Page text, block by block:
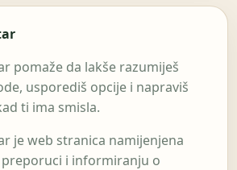
pomaže da lakše razumiješ
usporediš opcije i napraviš
ti ima smisla.
je web stranica namijenjena
i informiranju o